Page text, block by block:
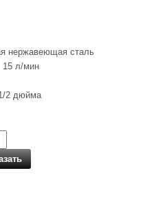
нержавеющая сталь
15 л/мин
2 дюйма